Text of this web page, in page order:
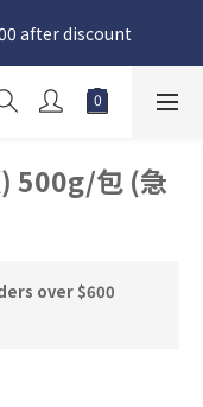
11 日至 8 月 15 日收
落單
after discount
11 日至 8 月 15 日收
落單
500g/包 (急
over $600